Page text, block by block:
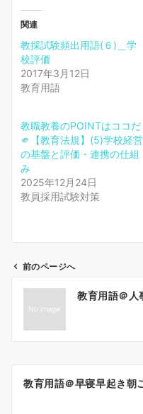
関連
教採試験頻出用語(６)＿学
校評価
2017年3月12日
教育用語
教職教養のPOINTはココだ
🫵【教育法規】(5)学校経営
の基盤と評価・連携の仕組
み
2025年12月24日
教員採用試験対策
前のページへ
教育用語＠人
教育用語＠早寝早起き朝